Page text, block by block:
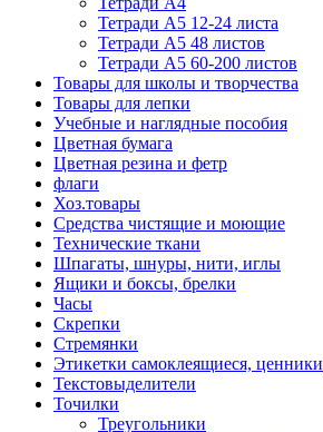
Тетради А5 12-24 листа
Тетради А5 48 листов
Тетради А5 60-200 листов
Товары для школы и творчества
Товары для лепки
Учебные и наглядные пособия
Цветная бумага
Цветная резина и фетр
флаги
Хоз.товары
Средства чистящие и моющие
Технические ткани
Шпагаты, шнуры, нити, иглы
Ящики и боксы, брелки
Часы
Скрепки
Стремянки
Этикетки самоклеящиеся, ценники
Текстовыделители
Точилки
Треугольники